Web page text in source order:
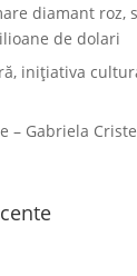
diamant roz,
de dolari
inițiativa
– Gabriela